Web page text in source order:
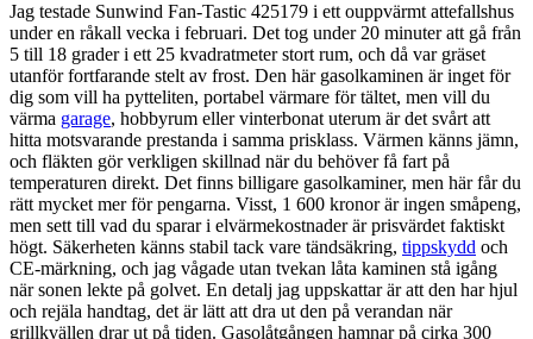
Jag testade Sunwind Fan-Tastic 425179 i ett ouppvärmt attefallshus
under en råkall vecka i februari. Det tog under 20 minuter att gå från
5 till 18 grader i ett 25 kvadratmeter stort rum, och då var gräset
utanför fortfarande stelt av frost. Den här gasolkaminen är inget för
dig som vill ha pytteliten, portabel värmare för tältet, men vill du
värma garage, hobbyrum eller vinterbonat uterum är det svårt att
hitta motsvarande prestanda i samma prisklass. Värmen känns jämn,
och fläkten gör verkligen skillnad när du behöver få fart på
temperaturen direkt. Det finns billigare gasolkaminer, men här får du
rätt mycket mer för pengarna. Visst, 1 600 kronor är ingen småpeng,
men sett till vad du sparar i elvärmekostnader är prisvärdet faktiskt
högt. Säkerheten känns stabil tack vare tändsäkring, tippskydd och
CE-märkning, och jag vågade utan tvekan låta kaminen stå igång
när sonen lekte på golvet. En detalj jag uppskattar är att den har hjul
och rejäla handtag, det är lätt att dra ut den på verandan när
grillkvällen drar ut på tiden. Gasolåtgången hamnar på cirka 300